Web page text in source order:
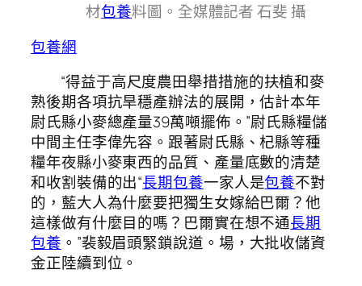
材包養料圖。全媒體記者 石斐 攝
包養網
“得益于高尺度農田舉措措施的扶植和麥
熟後期各項抗旱穩產辦法的展開，估計本年
尉氏縣小麥總產量39萬噸擺佈。”尉氏縣糧儲
中間主任李偉先容。跟著尉氏縣、杞縣等種
糧年夜縣小麥東西的品質、產量底數的清楚
和收割裝備的出“長期包養一家人是包養不對
的，藍大人為什麼要把獨生女嫁給巴爾？他
這樣做有什麼目的嗎？巴爾實在想不通長期
包養 。”裴毅眉頭緊鎖說道。場，大批收儲資
金正陸續到位。